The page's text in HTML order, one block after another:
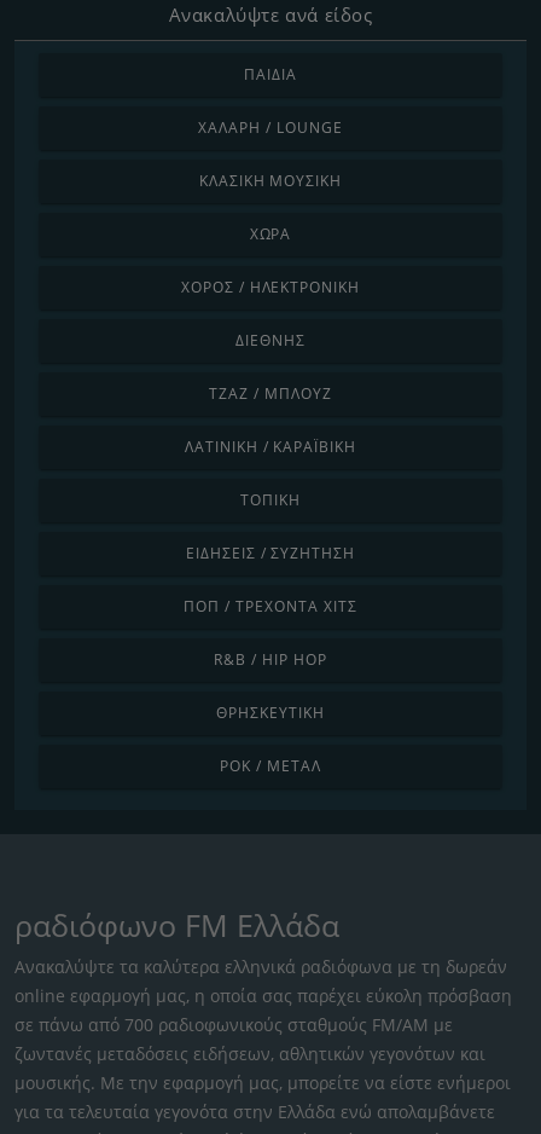
Ανακαλύψτε ανά είδος
ΠΑΙΔΙΆ
ΧΑΛΑΡΉ / LOUNGE
ΚΛΑΣΙΚΉ ΜΟΥΣΙΚΉ
ΧΏΡΑ
ΧΟΡΌΣ / ΗΛΕΚΤΡΟΝΙΚΉ
ΔΙΕΘΝΉΣ
ΤΖΑΖ / ΜΠΛΟΥΖ
ΛΑΤΙΝΙΚΉ / ΚΑΡΑΪΒΙΚΉ
ΤΟΠΙΚΉ
ΕΙΔΉΣΕΙΣ / ΣΥΖΉΤΗΣΗ
ΠΟΠ / ΤΡΈΧΟΝΤΑ ΧΙΤΣ
R&B / HIP HOP
ΘΡΗΣΚΕΥΤΙΚΉ
ΡΟΚ / ΜΈΤΑΛ
ραδιόφωνο FM Ελλάδα
Ανακαλύψτε τα καλύτερα ελληνικά ραδιόφωνα με τη δωρεάν
online εφαρμογή μας, η οποία σας παρέχει εύκολη πρόσβαση
σε πάνω από 700 ραδιοφωνικούς σταθμούς FM/AM με
ζωντανές μεταδόσεις ειδήσεων, αθλητικών γεγονότων και
μουσικής. Με την εφαρμογή μας, μπορείτε να είστε ενήμεροι
για τα τελευταία γεγονότα στην Ελλάδα ενώ απολαμβάνετε